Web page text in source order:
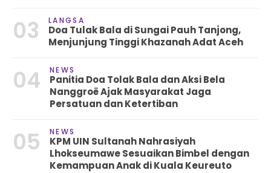
03 LANGSA
Doa Tulak Bala di Sungai Pauh Tanjong,
Menjunjung Tinggi Khazanah Adat Aceh
04 NEWS
Panitia Doa Tolak Bala dan Aksi Bela
Nanggroë Ajak Masyarakat Jaga
Persatuan dan Ketertiban
05 NEWS
KPM UIN Sultanah Nahrasiyah
Lhokseumawe Sesuaikan Bimbel dengan
Kemampuan Anak di Kuala Keureuto